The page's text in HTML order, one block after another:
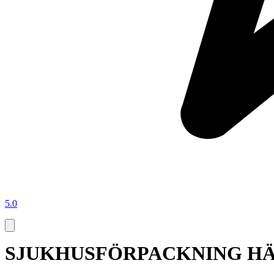
5.0
SJUKHUSFÖRPACKNING